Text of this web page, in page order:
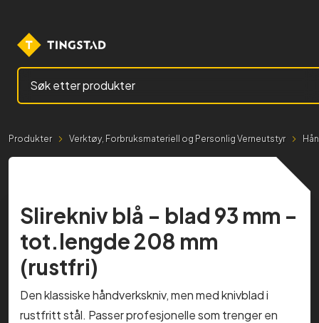
Produkter Verktøy, Forbruksmateriell og Personlig Verneutstyr
Slirekniv blå - blad 93 mm -
tot.lengde 208 mm
(rustfri)
Den klassiske håndverkskniv, men med knivblad i
rustfritt stål. Passer profesjonelle som trenger en